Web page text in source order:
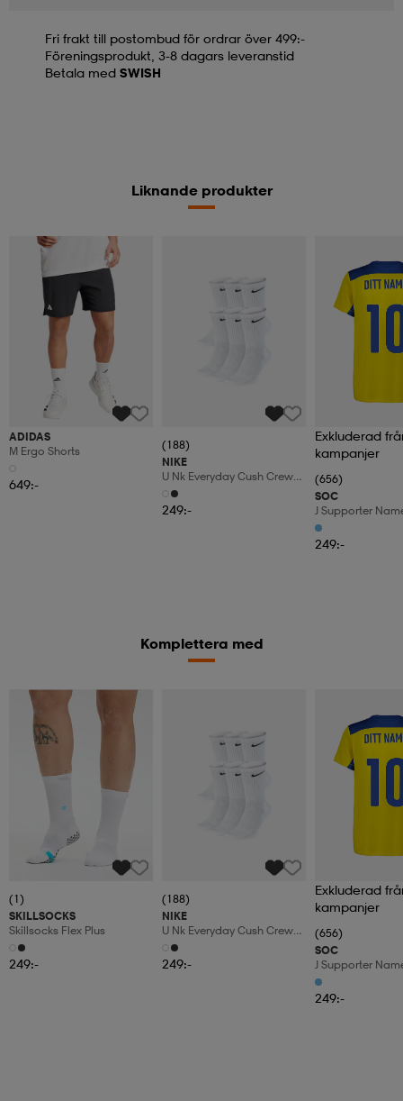
Fri frakt till postombud för ordrar över 499:-
Föreningsprodukt, 3-8 dagars leveranstid
Betala med SWISH
Liknande produkter
ADIDAS
M Ergo Shorts
649:-
(188)
NIKE
U Nk Everyday Cush Crew
6pr-Bd
249:-
Exkluderad
kampanjer
(656)
SOC
J Supporter
249:-
Komplettera med
(1)
SKILLSOCKS
Skillsocks Flex Plus
249:-
(188)
NIKE
U Nk Everyday Cush Crew
6pr-Bd
249:-
Exkluderad
kampanjer
(656)
SOC
J Supporter
249:-